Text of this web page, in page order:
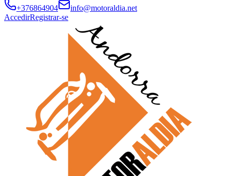
+376864904
info@motoraldia.net
AccedirRegistrar-se